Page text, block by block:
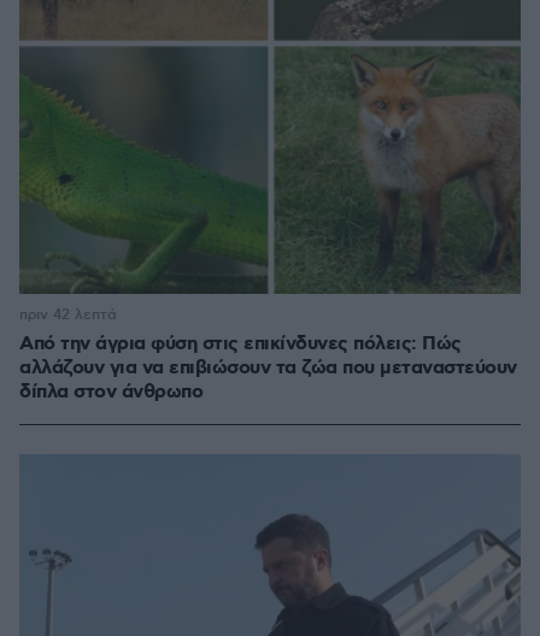
Από την άγρια φύση στις επικίνδυνες πόλεις: Πώς
αλλάζουν για να επιβιώσουν τα ζώα που μεταναστεύουν
δίπλα στον άνθρωπο
πριν 42 λεπτά